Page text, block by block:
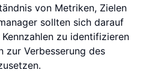
von Metriken, Zielen
sollten sich darauf
zu identifizieren
zur Verbesserung des